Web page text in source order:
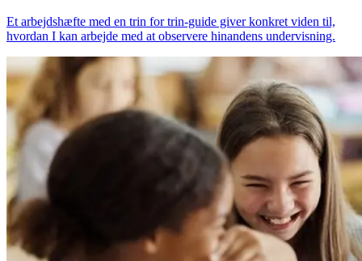
Et arbejdshæfte med en trin for trin-guide giver konkret viden til,
hvordan I kan arbejde med at observere hinandens undervisning.